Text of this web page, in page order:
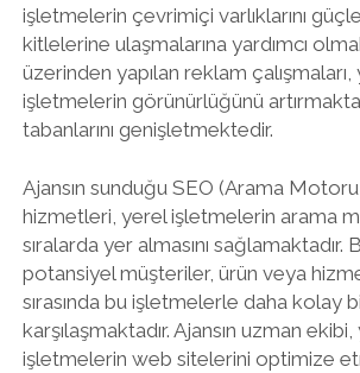
işletmelerin çevrimiçi varlıklarını
kitlelerine ulaşmalarına yardımcı
üzerinden yapılan reklam çalışmaları,
işletmelerin görünürlüğünü
tabanlarını genişletmektedir.
Ajansın sunduğu SEO (Arama
hizmetleri, yerel işletmelerin arama
sıralarda yer almasını sağlamaktadır.
potansiyel müşteriler, ürün veya
sırasında bu işletmelerle daha kolay
karşılaşmaktadır. Ajansın uzman
işletmelerin web sitelerini optimize